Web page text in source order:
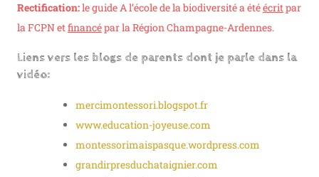
Rectification:le guide A l’école de la biodiversité a étéécritpar
la FCPN etfinancépar la Région Champagne-Ardennes.
Liens vers les blogs de parents dont je parle dans la
vidéo:
mercimontessori.blogspot.fr
www.education-joyeuse.com
montessorimaispasque.wordpress.com
grandirpresduchataignier.com